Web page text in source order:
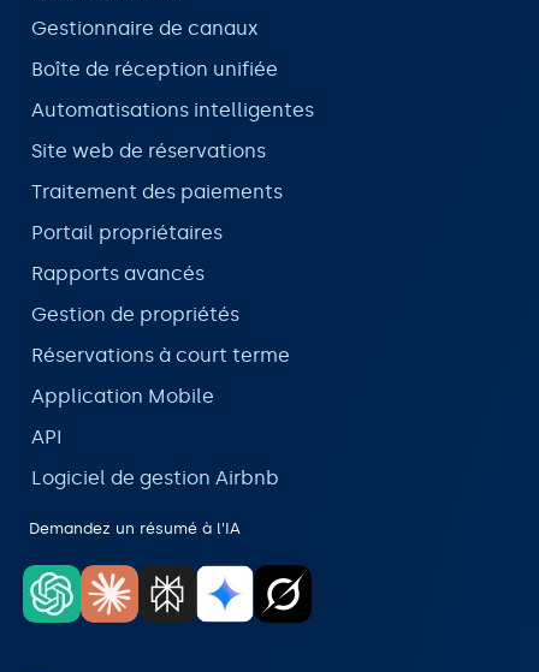
Gestionnaire de canaux
Boîte de réception unifiée
Automatisations intelligentes
Site web de réservations
Traitement des paiements
Portail propriétaires
Rapports avancés
Gestion de propriétés
Réservations à court terme
Application Mobile
API
Logiciel de gestion Airbnb
Demandez un résumé à l'IA